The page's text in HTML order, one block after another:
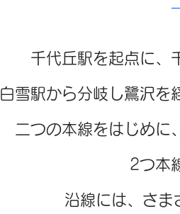
千代丘駅を起点に、
白雪駅から分岐し鷺沢を
二つの本線をはじめに
2つ本
沿線には、さま